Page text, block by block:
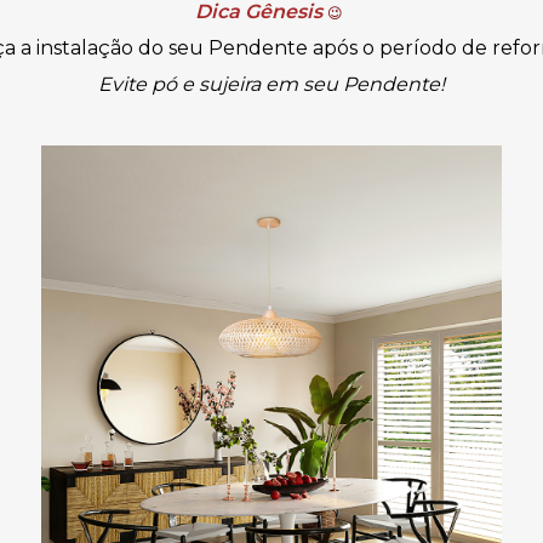
Dica Gênesis 😉
a instalação do seu Pendente após o período de
Evite pó e sujeira em seu Pendente!